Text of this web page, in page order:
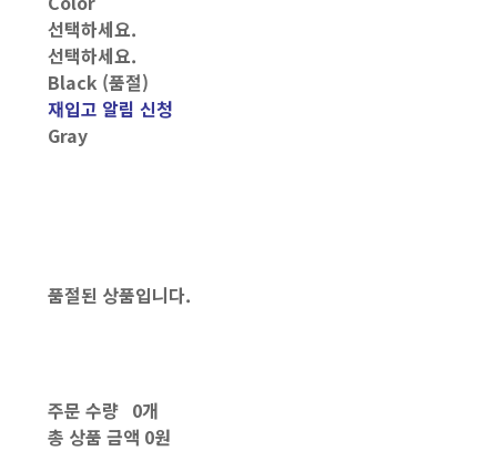
선택하세요.
선택하세요.
Black (품절)
재입고 알림 신청
Gray
품절된 상품입니다.
주문 수량 0개
총 상품 금액 0원